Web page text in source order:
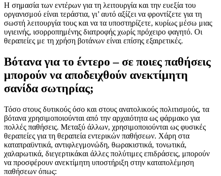
Η σημασία των εντέρων για τη λειτουργία και την ευεξία του
οργανισμού είναι τεράστια, γι’ αυτό αξίζει να φροντίζετε για τη
σωστή λειτουργία τους και να τα υποστηρίζετε, κυρίως μέσω μιας
υγιεινής, ισορροπημένης διατροφής χωρίς πρόχειρο φαγητό. Οι
θεραπείες με τη χρήση βοτάνων είναι επίσης εξαιρετικές.
Βότανα για το έντερο – σε ποιες παθήσεις
μπορούν να αποδειχθούν ανεκτίμητη
σανίδα σωτηρίας;
Τόσο στους δυτικούς όσο και στους ανατολικούς πολιτισμούς, τα
βότανα χρησιμοποιούνται από την αρχαιότητα ως φάρμακο για
πολλές παθήσεις. Μεταξύ άλλων, χρησιμοποιούνται ως φυσικές
θεραπείες για τη θεραπεία εντερικών παθήσεων. Χάρη στα
καταπραϋντικά, αντιφλεγμονώδη, θωρακιστικά, τονωτικά,
χαλαρωτικά, διεγερτικάκαι άλλες πολύτιμες επιδράσεις, μπορούν
να προσφέρουν ανεκτίμητη υποστήριξη στην καταπολέμηση
παθήσεων όπως: